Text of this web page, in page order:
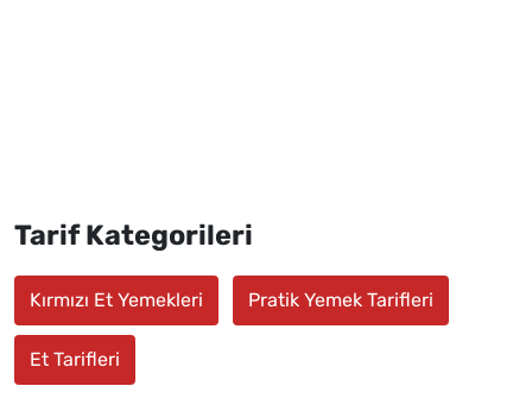
Tarif Kategorileri
Kırmızı Et Yemekleri Pratik Yemek Tarifleri
Et Tarifleri